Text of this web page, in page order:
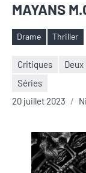
MAYANS
Étiquettes
Drame Thriller
Critiques
Séries
20 juillet 2023